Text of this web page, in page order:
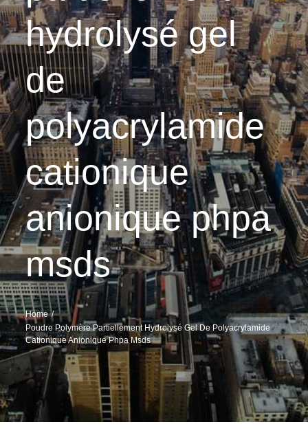
hydrolysé gel
de
polyacrylamide
cationique
anionique phpa
msds
Home
Poudre Polymère Partiellement Hydrolysé Gel De Polyacrylamide
Cationique Anionique Phpa Msds